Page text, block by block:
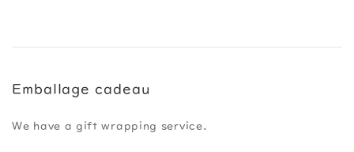
Emballage cadeau
We have a gift wrapping service.